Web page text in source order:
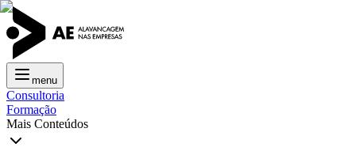
menu
Consultoria
Formação
Mais Conteúdos